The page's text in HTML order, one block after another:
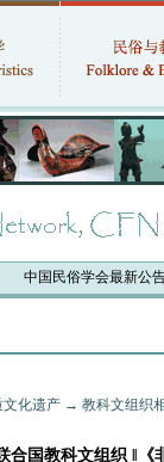
中国民俗学会最新公告：
文化遗产→ 教科文组织
合国教科文组织 ‖《